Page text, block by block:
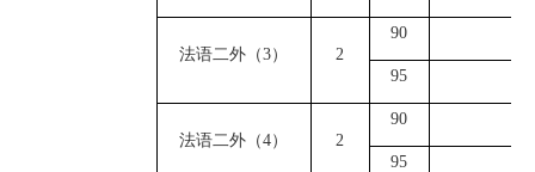
法语二外（3） 2
90
95
法语二外（4） 2
90
95